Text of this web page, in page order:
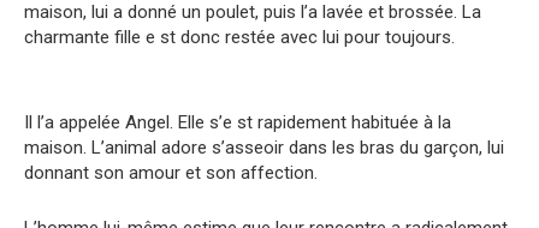
maison, lui a donné un poulet, puis l’a lavée et brossée. La
charmante fille e st donc restée avec lui pour toujours.
Il l’a appelée Angel. Elle s’e st rapidement habituée à la
maison. L’animal adore s’asseoir dans les bras du garçon, lui
donnant son amour et son affection.